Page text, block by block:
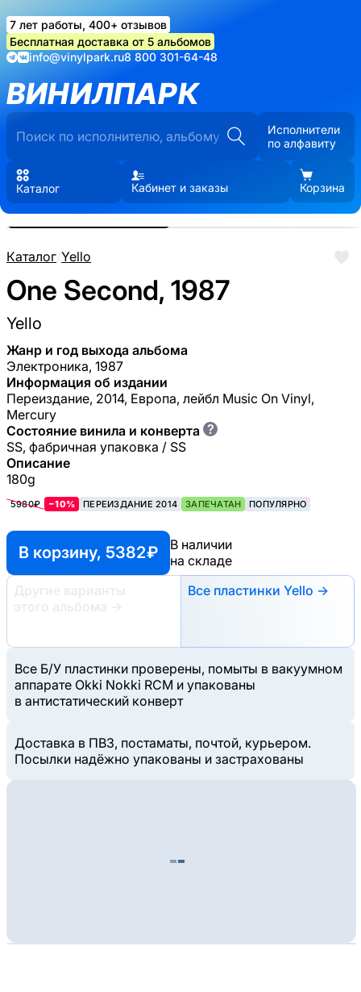
7 лет работы, 400+ отзывов
Бесплатная доставка от 5 альбомов
info@vinylpark.ru8 800 301-64-48
ВИНИЛПАРК
Исполнители
по алфавиту
Каталог Кабинет и заказы Корзина
Каталог/Yello
One Second, 1987
Yello
Жанр и год выхода альбома
Электроника, 1987
Информация об издании
Переиздание, 2014, Европа, лейбл Music On Vinyl,
Mercury
Состояние винила и конверта ?
SS, фабричная упаковка / SS
Описание
180g
5980₽ −10% ПЕРЕИЗДАНИЕ 2014 ЗАПЕЧАТАН ПОПУЛЯРНО
В корзину, 5382 ₽
В наличии
на складе
Другие варианты
этого альбома
→
Все пластинки Yello →
Все Б/У пластинки проверены, помыты в вакуумном
аппарате Okki Nokki RCM и упакованы
в антистатический конверт
Доставка в ПВЗ, постаматы, почтой, курьером.
Посылки надёжно упакованы и застрахованы
Реальные фото пластинки.
Нажмите, чтобы увеличить